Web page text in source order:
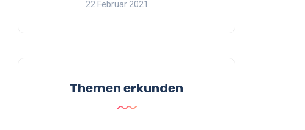
22 Februar 2021
Themen erkunden